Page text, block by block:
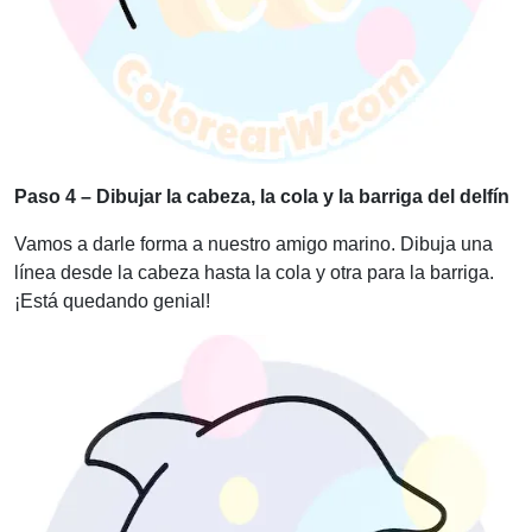
Paso 4 – Dibujar la cabeza, la cola y la barriga del delfín
Vamos a darle forma a nuestro amigo marino. Dibuja una
línea desde la cabeza hasta la cola y otra para la barriga.
¡Está quedando genial!